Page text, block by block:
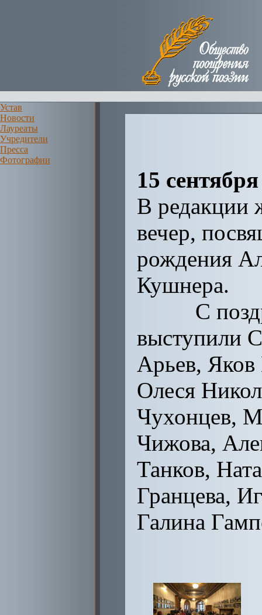
Устав
Новости
Лауреаты
Учредители
Пресса
Фотографии
15
В редакции
вечер,
рождения
Кушнера.
С
выступили
Арьев,
Олеся
Чухонцев,
Чижова,
Танков,
Гранцева,
Галина